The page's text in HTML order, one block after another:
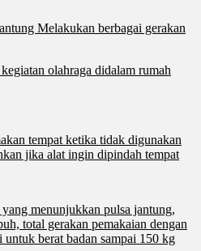
Melakukan berbagai gerakan
olahraga didalam rumah
tempat ketika tidak digunakan
jika alat ingin dipindah tempat
menunjukkan pulsa jantung,
total gerakan pemakaian dengan
berat badan sampai 150 kg